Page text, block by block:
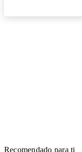
Recomendado para ti